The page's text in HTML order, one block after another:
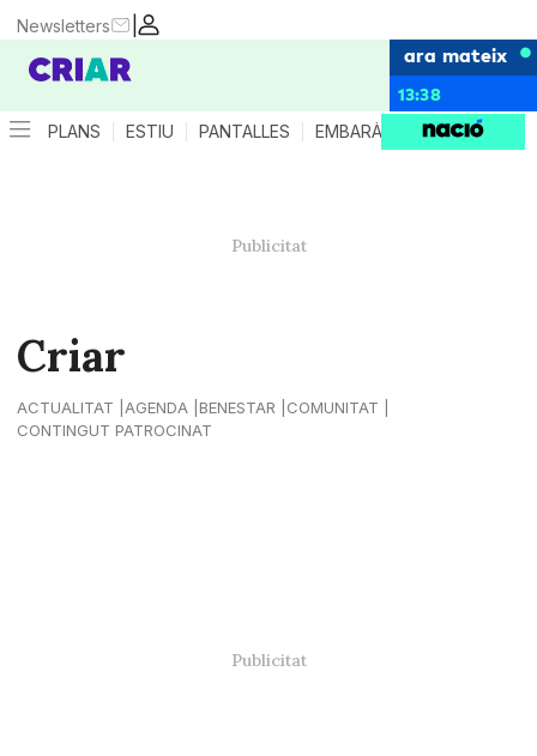
|
Newsletters
ara mateix
13:38
PLANS ESTIU PANTALLES EMBARÀS CRIANÇA
Criar
ACTUALITAT AGENDA BENESTAR
COMUNITAT
CONTINGUT PATROCINAT